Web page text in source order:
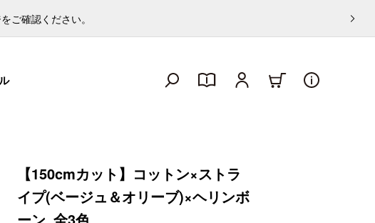
ご確認ください。
【150cmカット】コットン×ストラ
イプ(ベージュ＆オリーブ)×ヘリンボ